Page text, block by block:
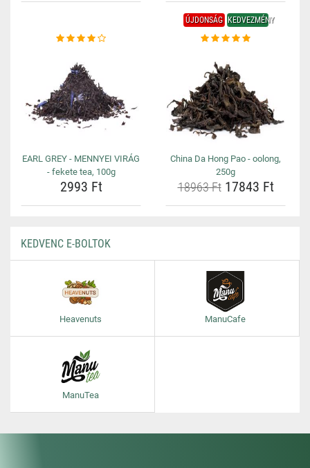
EARL GREY - MENNYEI VIRÁG
- fekete tea, 100g
2993 Ft
ÚJDONSÁG KEDVEZMÉNY
China Da Hong Pao - oolong,
250g
18963 Ft17843 Ft
KEDVENC E-BOLTOK
Heavenuts ManuCafe
ManuTea